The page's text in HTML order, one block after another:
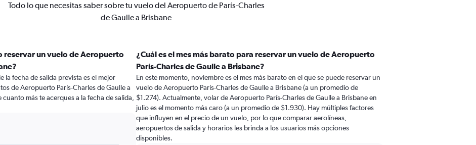
Todo lo que necesitas saber sobre tu vuelo del Aeropuerto de París-Charles
de Gaulle a Brisbane
reservar un vuelo de Aeropuerto
la fecha de salida prevista es el mejor
de Aeropuerto París-Charles de Gaulle a
más te acerques a la fecha de salida,
¿Cuál es el mes más barato para reservar un vuelo de Aeropuerto
París-Charles de Gaulle a Brisbane?
En este momento, noviembre es el mes más barato en el que se puede reservar un
vuelo de Aeropuerto París-Charles de Gaulle a Brisbane (a un promedio de
$1.274). Actualmente, volar de Aeropuerto París-Charles de Gaulle a Brisbane en
julio es el momento más caro (a un promedio de $1.930). Hay múltiples factores
que influyen en el precio de un vuelo, por lo que comparar aerolíneas,
aeropuertos de salida y horarios les brinda a los usuarios más opciones
disponibles.